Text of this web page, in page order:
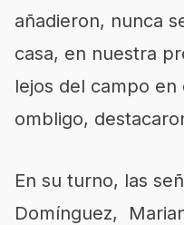
añadieron, nunca
casa, en nuestra
lejos del campo
ombligo,
En su turno, las
Domínguez,